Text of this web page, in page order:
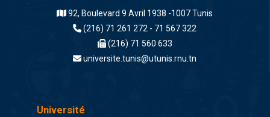
92, Boulevard 9 Avril 1938 -1007 Tunis
(216) 71 261 272 - 71 567 322
(216) 71 560 633
universite.tunis@utunis.rnu.tn
Université